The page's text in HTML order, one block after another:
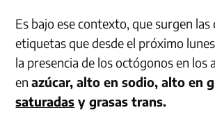
Es bajo ese contexto, que surgen
etiquetas que desde el próximo
la presencia de los octógonos en los
enazúcar, alto en sodio, alto en
saturadas y grasas trans.